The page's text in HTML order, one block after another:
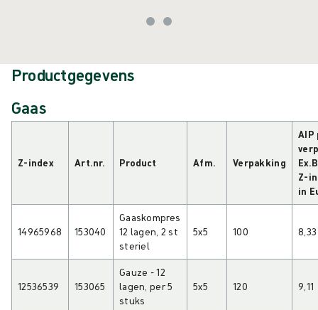
Productgegevens
Gaas
Z-index Art.nr. Product Afm. Verpakking
AIP
Z-
in
14965968 153040
Gaaskompres
12 lagen, 2 st
steriel
5x5 100 8,33
12536539 153065
Gauze - 12
lagen, per 5
stuks
5x5 120 9,11